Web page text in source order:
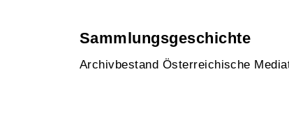
Sammlungsgeschichte
Archivbestand Österreichische